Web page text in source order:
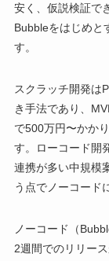
安く、仮説検証で
Bubbleをはじめと
す。
スクラッチ開発は
き手法であり、
で500万円〜かか
す。ローコード開
連携が多い中規模
う点でノーコード
ノーコード（
2週間でのリリー